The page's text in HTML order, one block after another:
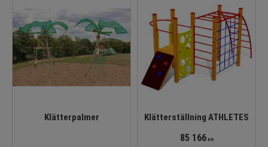
Klätterpalmer Klätterställning ATHLETES
85 166KR